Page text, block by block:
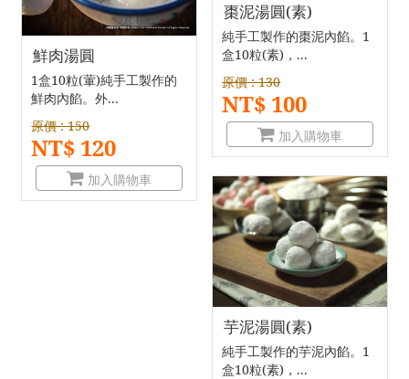
鮮肉湯圓
1盒10粒(葷)純手工製作的
鮮肉內餡。外...
原價 : 150
NT$ 120
加入購物車
棗泥湯圓(素)
純手工製作的棗泥內餡。1
盒10粒(素)，...
原價 : 130
NT$ 100
加入購物車
芋泥湯圓(素)
純手工製作的芋泥內餡。1
盒10粒(素)，...